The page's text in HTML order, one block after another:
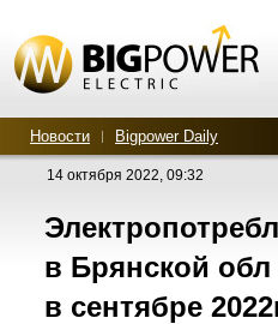
Новости Bigpower Daily
14 октября 2022, 09:32
в Брянской обл
в сентябре